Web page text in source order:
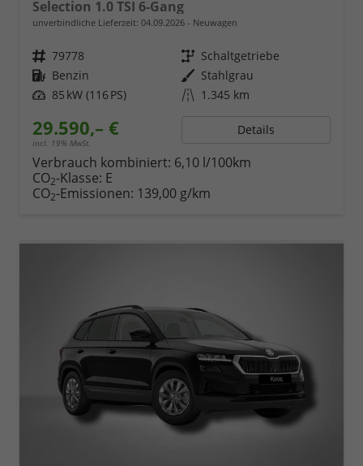
Selection 1.0 TSI 6-Gang
unverbindliche Lieferzeit: 04.09.2026 Neuwagen
Fahrzeugnr. 79778 Getriebe Schaltgetriebe
Kraftstoff Benzin Außenfarbe Stahlgrau
Leistung 85 kW (116 PS) Kilometerstand 1.345 km
29.590,– €
incl. 19% MwSt.
Details
Verbrauch kombiniert: 6,10 l/100km
CO2-Klasse: E
CO2-Emissionen: 139,00 g/km